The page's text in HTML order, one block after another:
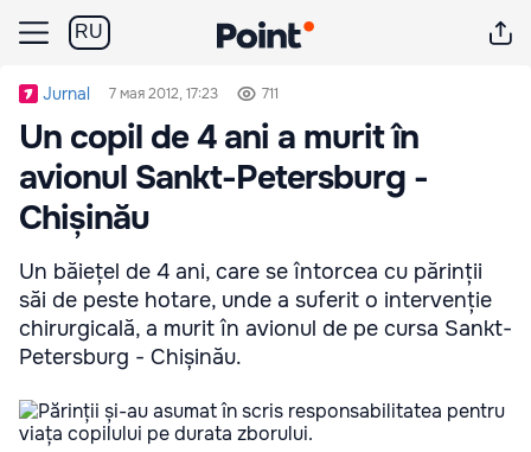
RU
Jurnal 7 мая 2012, 17:23 711
Un copil de 4 ani a murit în
avionul Sankt-Petersburg -
Chișinău
Un băiețel de 4 ani, care se întorcea cu părinții
săi de peste hotare, unde a suferit o intervenție
chirurgicală, a murit în avionul de pe cursa Sankt-
Petersburg - Chișinău.